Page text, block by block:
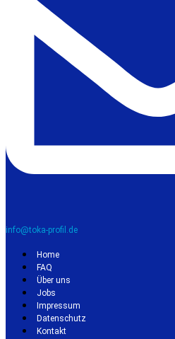
info@toka-profil.de
Home
FAQ
Über uns
Jobs
Impressum
Datenschutz
Kontakt